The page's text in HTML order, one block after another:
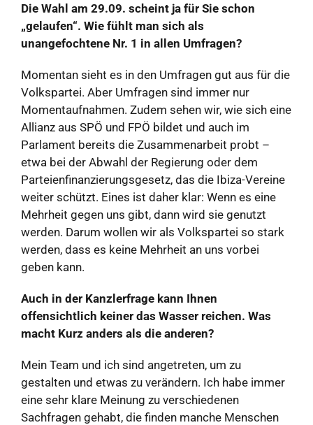
Die Wahl am 29.09. scheint ja für Sie schon
„gelaufen“. Wie fühlt man sich als
unangefochtene Nr. 1 in allen Umfragen?
Momentan sieht es in den Umfragen gut aus für die
Volkspartei. Aber Umfragen sind immer nur
Momentaufnahmen. Zudem sehen wir, wie sich eine
Allianz aus SPÖ und FPÖ bildet und auch im
Parlament bereits die Zusammenarbeit probt –
etwa bei der Abwahl der Regierung oder dem
Parteienfinanzierungsgesetz, das die Ibiza-Vereine
weiter schützt. Eines ist daher klar: Wenn es eine
Mehrheit gegen uns gibt, dann wird sie genutzt
werden. Darum wollen wir als Volkspartei so stark
werden, dass es keine Mehrheit an uns vorbei
geben kann.
Auch in der Kanzlerfrage kann Ihnen
offensichtlich keiner das Wasser reichen. Was
macht Kurz anders als die anderen?
Mein Team und ich sind angetreten, um zu
gestalten und etwas zu verändern. Ich habe immer
eine sehr klare Meinung zu verschiedenen
Sachfragen gehabt, die finden manche Menschen